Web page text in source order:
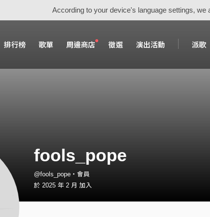
According to your device's language settings, we
排行榜 歌單 周邊商店 徵選 演出活動 派歌
fools_pope
@fools_pope・會員
於 2025 年 2 月 加入